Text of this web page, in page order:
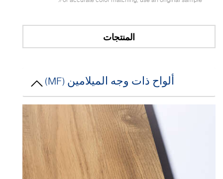
المنتجات
ألواح ذات وجه الميلامين (MF)